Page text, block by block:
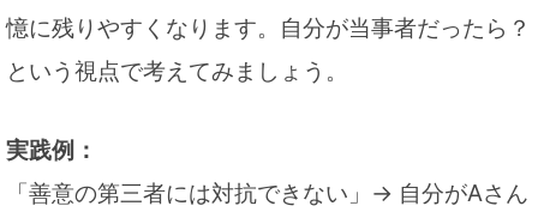
憶に残りやすくなります。自分が当事者だったら？
という視点で考えてみましょう。
実践例：
「善意の第三者には対抗できない」→ 自分がAさん